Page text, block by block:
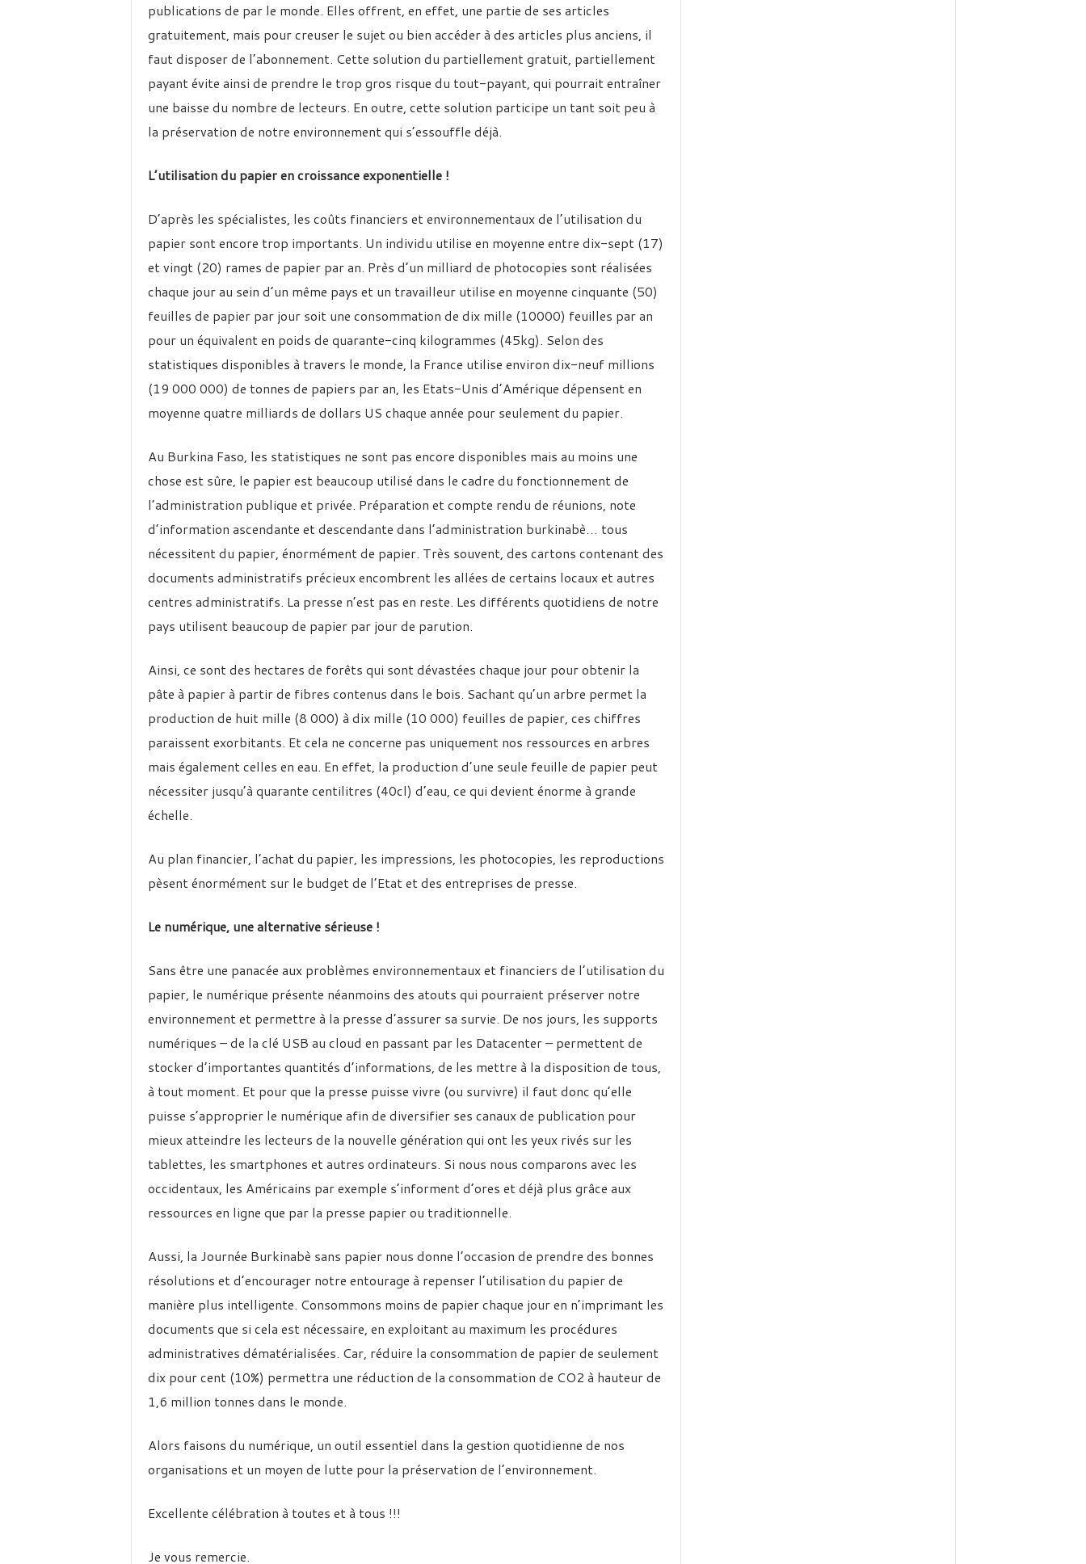
publications de par le monde. Elles offrent, en effet, une partie de ses articles
gratuitement, mais pour creuser le sujet ou bien accéder à des articles plus anciens, il
faut disposer de l’abonnement. Cette solution du partiellement gratuit, partiellement
payant évite ainsi de prendre le trop gros risque du tout-payant, qui pourrait entraîner
une baisse du nombre de lecteurs. En outre, cette solution participe un tant soit peu à
la préservation de notre environnement qui s’essouffle déjà.
L’utilisation du papier en croissance exponentielle !
D’après les spécialistes, les coûts financiers et environnementaux de l’utilisation du
papier sont encore trop importants. Un individu utilise en moyenne entre dix-sept (17)
et vingt (20) rames de papier par an. Près d’un milliard de photocopies sont réalisées
chaque jour au sein d’un même pays et un travailleur utilise en moyenne cinquante (50)
feuilles de papier par jour soit une consommation de dix mille (10000) feuilles par an
pour un équivalent en poids de quarante-cinq kilogrammes (45kg). Selon des
statistiques disponibles à travers le monde, la France utilise environ dix-neuf millions
(19 000 000) de tonnes de papiers par an, les Etats-Unis d’Amérique dépensent en
moyenne quatre milliards de dollars US chaque année pour seulement du papier.
Au Burkina Faso, les statistiques ne sont pas encore disponibles mais au moins une
chose est sûre, le papier est beaucoup utilisé dans le cadre du fonctionnement de
l’administration publique et privée. Préparation et compte rendu de réunions, note
d’information ascendante et descendante dans l’administration burkinabè… tous
nécessitent du papier, énormément de papier. Très souvent, des cartons contenant des
documents administratifs précieux encombrent les allées de certains locaux et autres
centres administratifs. La presse n’est pas en reste. Les différents quotidiens de notre
pays utilisent beaucoup de papier par jour de parution.
Ainsi, ce sont des hectares de forêts qui sont dévastées chaque jour pour obtenir la
pâte à papier à partir de fibres contenus dans le bois. Sachant qu’un arbre permet la
production de huit mille (8 000) à dix mille (10 000) feuilles de papier, ces chiffres
paraissent exorbitants. Et cela ne concerne pas uniquement nos ressources en arbres
mais également celles en eau. En effet, la production d’une seule feuille de papier peut
nécessiter jusqu’à quarante centilitres (40cl) d’eau, ce qui devient énorme à grande
échelle.
Au plan financier, l’achat du papier, les impressions, les photocopies, les reproductions
pèsent énormément sur le budget de l’Etat et des entreprises de presse.
Le numérique, une alternative sérieuse !
Sans être une panacée aux problèmes environnementaux et financiers de l’utilisation du
papier, le numérique présente néanmoins des atouts qui pourraient préserver notre
environnement et permettre à la presse d’assurer sa survie. De nos jours, les supports
numériques – de la clé USB au cloud en passant par les Datacenter – permettent de
stocker d’importantes quantités d’informations, de les mettre à la disposition de tous,
à tout moment. Et pour que la presse puisse vivre (ou survivre) il faut donc qu’elle
puisse s’approprier le numérique afin de diversifier ses canaux de publication pour
mieux atteindre les lecteurs de la nouvelle génération qui ont les yeux rivés sur les
tablettes, les smartphones et autres ordinateurs. Si nous nous comparons avec les
occidentaux, les Américains par exemple s’informent d’ores et déjà plus grâce aux
ressources en ligne que par la presse papier ou traditionnelle.
Aussi, la Journée Burkinabè sans papier nous donne l’occasion de prendre des bonnes
résolutions et d’encourager notre entourage à repenser l’utilisation du papier de
manière plus intelligente. Consommons moins de papier chaque jour en n’imprimant les
documents que si cela est nécessaire, en exploitant au maximum les procédures
administratives dématérialisées. Car, réduire la consommation de papier de seulement
dix pour cent (10%) permettra une réduction de la consommation de CO2 à hauteur de
1,6 million tonnes dans le monde.
Alors faisons du numérique, un outil essentiel dans la gestion quotidienne de nos
organisations et un moyen de lutte pour la préservation de l’environnement.
Excellente célébration à toutes et à tous !!!
Je vous remercie.